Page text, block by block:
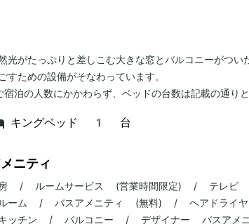
光がたっぷりと差しこむ大きな窓とバルコニーがつ
すための設備がそなわっています。
宿泊の人数にかかわらず、ベッドの台数は記載の通りと
キングベッド 1 台
ニティ
/ ルームサービス (営業時間限定) / テ
ーム / バスアメニティ (無料) / ヘアドラ
ッチン / バルコニー / デザイナー バスア